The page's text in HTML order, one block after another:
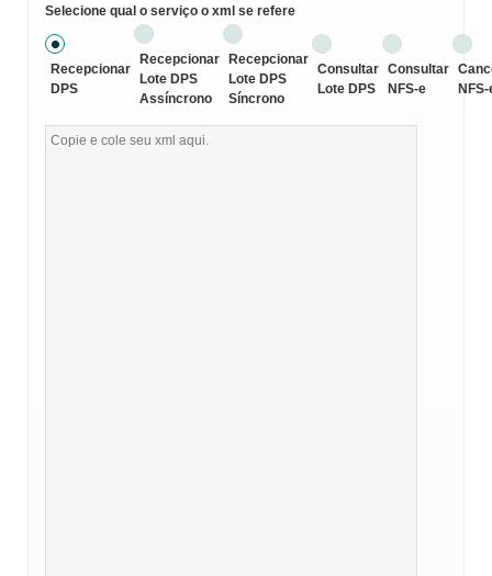
Selecione qual o serviço o xml se refere
Recepcionar
DPS
Recepcionar
Lote DPS
Assíncrono
Recepcionar
Lote DPS
Síncrono
Consultar
Lote DPS
Consultar
NFS-e
NFS-